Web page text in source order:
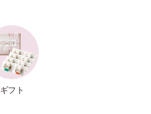
ギフト